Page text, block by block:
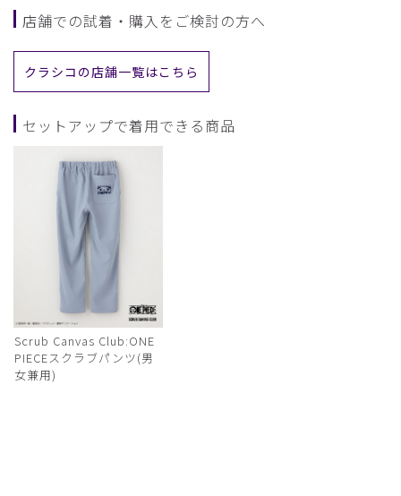
店舗での試着・購入をご検討の方へ
クラシコの店舗一覧はこちら
セットアップで着用できる商品
Scrub Canvas Club:ONE
PIECEスクラブパンツ(男
女兼用)